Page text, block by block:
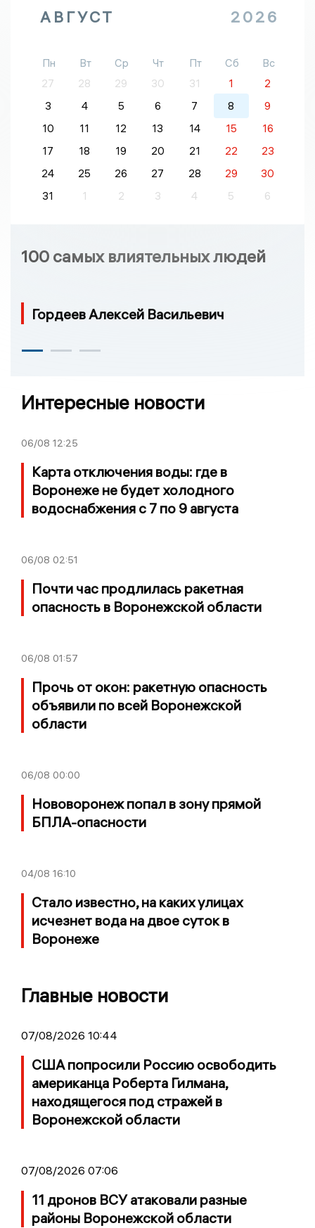
АВГУСТ 2026
Пн Вт Ср Чт Пт Сб
Вс
27
28 29 30 31 1
2
3
4 5 6 7 8
9
10
11 12 13 14 15
16
17
18 19 20 21 22
23
24
25 26 27 28 29
30
31
1 2 3 4 5 6
100 самых влиятельных людей
Гордеев Алексей Васильевич
Интересные новости
06/08 12:25
Карта отключения воды: где в
Воронеже не будет холодного
водоснабжения с 7 по 9 августа
06/08 02:51
Почти час продлилась ракетная
опасность в Воронежской области
06/08 01:57
Прочь от окон: ракетную опасность
объявили по всей Воронежской
области
06/08 00:00
Нововоронеж попал в зону прямой
БПЛА-опасности
04/08 16:10
Стало известно, на каких улицах
исчезнет вода на двое суток в
Воронеже
Главные новости
07/08/2026 10:44
США попросили Россию освободить
американца Роберта Гилмана,
находящегося под стражей в
Воронежской области
07/08/2026 07:06
11 дронов ВСУ атаковали разные
районы Воронежской области